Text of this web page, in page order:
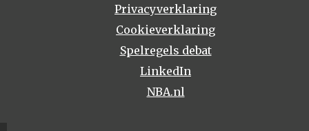
Privacyverklaring
Cookieverklaring
Spelregels debat
LinkedIn
NBA.nl